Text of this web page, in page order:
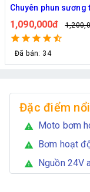
Chuyên phun sương
cây
1,090,000đ
Đã bán: 34
Đặc điểm
warning Moto bơm
warning Bơm hoạt
warning Nguồn 24V